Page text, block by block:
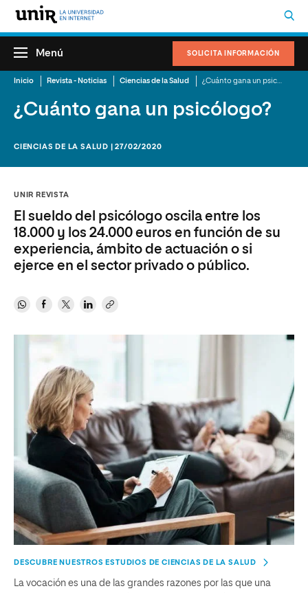
SOLICITA INFORMACIÓN
Menú
Inicio Revista - Noticias Ciencias de la Salud
¿Cuánto gana un psicólogo?
CIENCIAS DE LA SALUD | 27/02/2020
UNIR REVISTA
El sueldo del psicólogo oscila entre los
18.000 y los 24.000 euros en función de su
experiencia, ámbito de actuación o si
ejerce en el sector privado o público.
DESCUBRE NUESTROS ESTUDIOS DE CIENCIAS DE LA SALUD
La vocación es una de las grandes razones por las que una